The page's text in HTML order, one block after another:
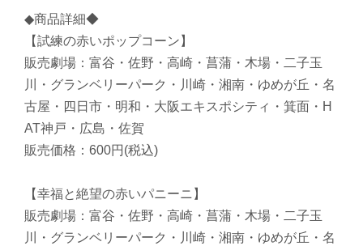
◆商品詳細◆
【試練の赤いポップコーン】
販売劇場：富谷・佐野・高崎・菖蒲・木場・二子玉
川・グランベリーパーク・川崎・湘南・ゆめが丘・名
古屋・四日市・明和・大阪エキスポシティ・箕面・H
AT神戸・広島・佐賀
販売価格：600円(税込)
【幸福と絶望の赤いパニーニ】
販売劇場：富谷・佐野・高崎・菖蒲・木場・二子玉
川・グランベリーパーク・川崎・湘南・ゆめが丘・名